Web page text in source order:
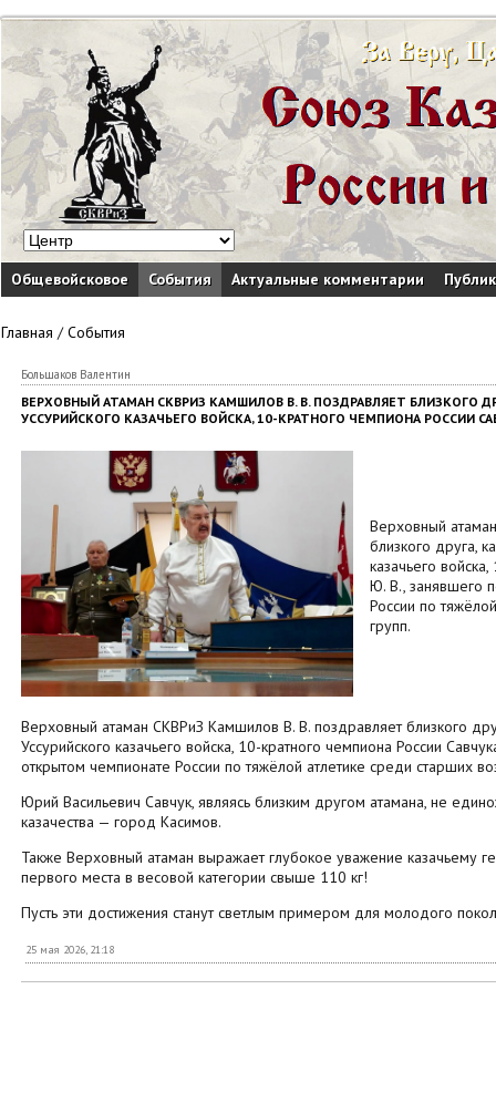
Общевойсковое События Актуальные комментарии
Главная /События
Большаков Валентин
ВЕРХОВНЫЙ АТАМАН СКВРИЗ КАМШИЛОВ В. В. ПОЗДРАВЛЯЕТ БЛИЗКОГО
УССУРИЙСКОГО КАЗАЧЬЕГО ВОЙСКА, 10-КРАТНОГО ЧЕМПИОНА РОССИИ
Верховный
близкого друга,
казачьего
Ю. В., занявшего
России по
групп.
Верховный атаман СКВРиЗ Камшилов В. В. поздравляет близкого
Уссурийского казачьего войска, 10-кратного чемпиона России
открытом чемпионате России по тяжёлой атлетике среди старших
Юрий Васильевич Савчук, являясь близким другом атамана, не
казачества — город Касимов.
Также Верховный атаман выражает глубокое уважение казачьему
первого места в весовой категории свыше 110 кг!
Пусть эти достижения станут светлым примером для молодого
25 мая 2026, 21:18